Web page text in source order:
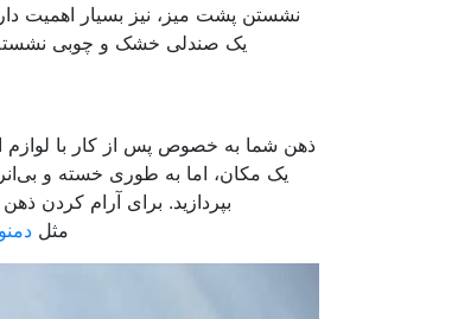
نشستن پشت میز، نیز بسیار اهمیت
یک صندلی خشک و چوبی نشسته
ذهن شما به خصوص پس از کار با لوازم
یک مکان، اما به طوری خسته و
بپردازید. برای آرام کردن
مثل